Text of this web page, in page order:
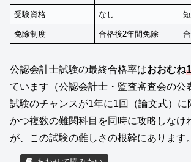
受験資格 なし
免除制度 合格後2年間免除
公認会計士試験の最終合格率はおおむね
ています（公認会計士・監査審査会の公
試験のチャンスが1年に1回（論文式）に
かつ複数の難関科目を同時に攻略しなけ
が、この試験の難しさの根幹にあります。